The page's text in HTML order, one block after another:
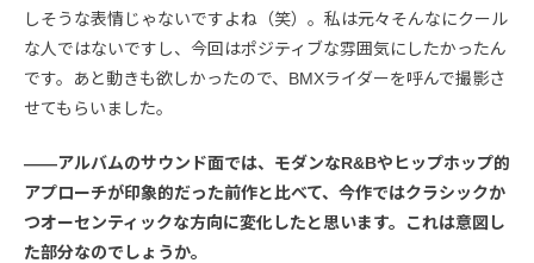
しそうな表情じゃないですよね（笑）。私は元々そんなにクール
な人ではないですし、今回はポジティブな雰囲気にしたかったん
です。あと動きも欲しかったので、BMXライダーを呼んで撮影さ
せてもらいました。
――アルバムのサウンド面では、モダンなR&Bやヒップホップ的
アプローチが印象的だった前作と比べて、今作ではクラシックか
つオーセンティックな方向に変化したと思います。これは意図し
た部分なのでしょうか。